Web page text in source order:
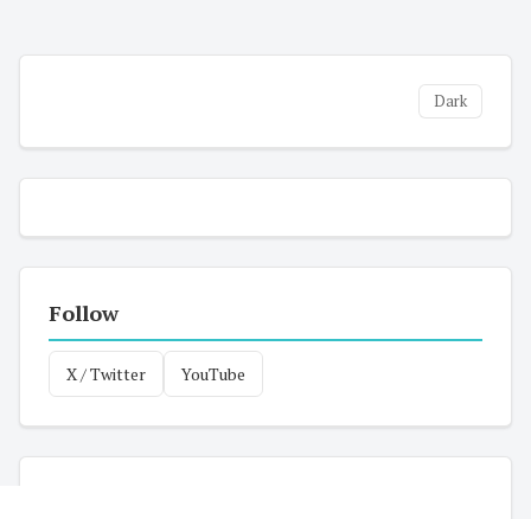
Dark
Follow
X / Twitter YouTube